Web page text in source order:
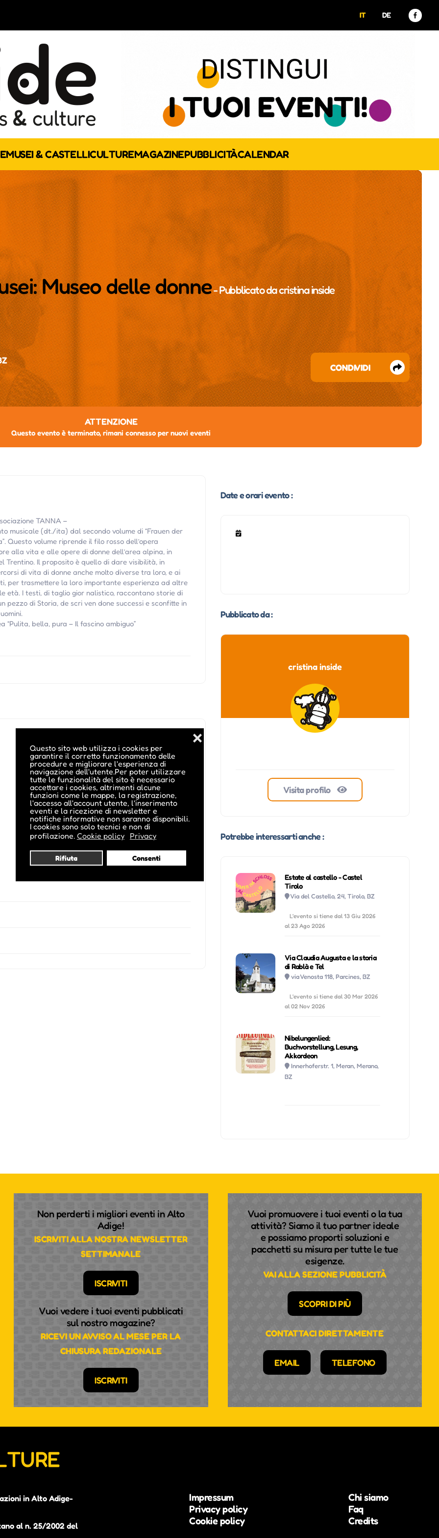
Questo sito web utilizza i cookies per
garantire il corretto funzionamento delle
procedure e migliorare l'esperienza di
navigazione dell'utente.Per poter utilizzare
tutte le funzionalità del sito è necessario
accettare i cookies, altrimenti alcune
funzioni come le mappe, la registrazione,
l'accesso all'account utente, l'inserimento
eventi e la ricezione di newsletter e
notifiche informative non saranno disponibili.
I cookies sono solo tecnici e non di
profilazione. Cookie policy Privacy
Rifiuta Consenti
❌
IT DE
MUSEI & CASTELLICULTUREMAGAZINEPUBBLICITÀCALENDAR
Museo delle donne- Pubblicato dacristina inside
CONDIVIDI
ATTENZIONE
Questo evento è terminato, rimani connesso per nuovi eventi
TANNA –
musicale (dt./ita) dal secondo volume di “Frauen der
Questo volume riprende il filo rosso dell’opera
alla vita e alle opere di donne dell’area alpina, in
Trentino. Il proposito è quello di dare visibilità, in
di vita di donne anche molto diverse tra loro, e ai
per trasmettere la loro importante esperienza ad altre
età. I testi, di taglio gior nalistico, raccontano storie di
pezzo di Storia, de scri ven done successi e sconfitte in
“Pulita, bella, pura – Il fascino ambiguo”
Date e orari evento :
Pubblicato da :
cristina inside
Visita profilo
Potrebbe interessarti anche :
Estate al castello - Castel
Tirolo
Via del Castello, 24, Tirolo, BZ
L'evento si tiene dal 13 Giu 2026
al 23 Ago 2026
Via Claudia Augusta e la storia
di Rablà e Tel
via Venosta 118, Parcines, BZ
L'evento si tiene dal 30 Mar 2026
al 02 Nov 2026
Nibelungenlied:
Buchvorstellung, Lesung,
Akkordeon
Innerhoferstr. 1, Meran, Merano,
BZ
Non perderti i migliori eventi in Alto
Adige!
ISCRIVITI ALLA NOSTRA NEWSLETTER
SETTIMANALE
ISCRIVITI
Vuoi vedere i tuoi eventi pubblicati
sul nostro magazine?
RICEVI UN AVVISO AL MESE PER LA
CHIUSURA REDAZIONALE
ISCRIVITI
Vuoi promuovere i tuoi eventi o la tua
attività? Siamo il tuo partner ideale
e possiamo proporti soluzioni e
pacchetti su misura per tutte le tue
esigenze.
VAI ALLA SEZIONE PUBBLICITÀ
SCOPRI DI PIÙ
CONTATTACI DIRETTAMENTE
EMAIL TELEFONO
in Alto Adige-
al n. 25/2002 del
Impressum
Privacy policy
Cookie policy
Chi siamo
Faq
Credits